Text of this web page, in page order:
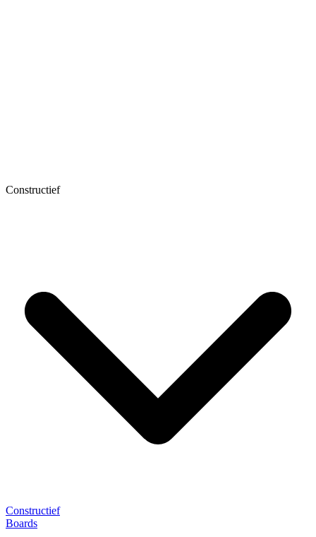
Constructief
Constructief
Boards